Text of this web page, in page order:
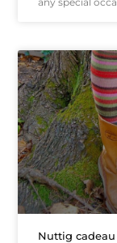
Nuttig